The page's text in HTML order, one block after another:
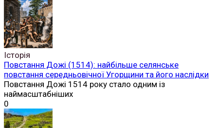
Історія
Повстання Дожі (1514): найбільше селянське
повстання середньовічної Угорщини та його наслідки
Повстання Дожі 1514 року стало одним із
наймасштабніших
0